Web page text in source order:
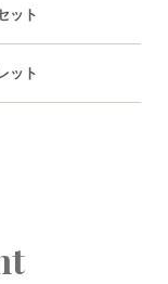
ット
ット